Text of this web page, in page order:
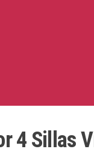
4 Sillas